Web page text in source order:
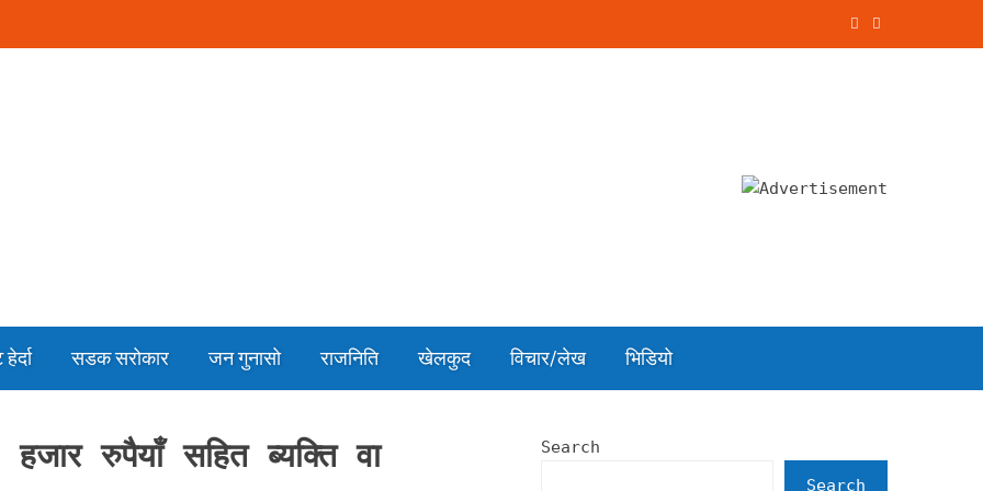
सडक सरोकार जन गुनासो राजनिति खेलकुद विचार/लेख भिडियो
रुपैयाँ सहित ब्यक्ति वा
Search
Search